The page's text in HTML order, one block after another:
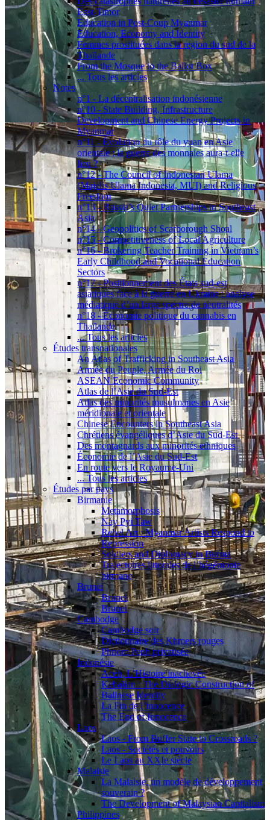
East-Timor
Education in Post-Coup Myanmar
Education, Economy and Identity
Femmes prostituées dans la region du sud de la
Thaïlande
From the Mosque to the Ballot Box
... Tous les articles
Notes
n°1 - La décentralisation indonésienne
n°10 - State Building, Infrastructure
Development and Chinese Energy Projects in
Myanmar
n°11 - Évolution du rôle du yuan en Asie
orientale : la guerre des monnaies aura-t-elle
lieu ?
n°12 - The Council of Indonesian Ulama
(Majelis Ulama Indonesia, MUI) and Religious
Freedom
n°13 - Russia’s Quiet Partnerships in Southeast
Asia
n°14 - Geopolitics of Scarborough Shoal
n°15 - Competitiveness of Local Agriculture
n°16 - Brokering Teacher Training in Vietnam’s
Early Childhood and Vocational Education
Sectors
n°17 - Positionnement des États sud-est
asiatiques face à la guerre en Ukraine : analyse
médiatique d’un large spectre de neutralités
n°18 - Économie politique du cannabis en
Thaïlande
... Tous les articles
Études transnationales
An Atlas of Trafficking in Southeast Asia
Armée du Peuple, Armée du Roi
ASEAN Economic Community
Atlas de l’Asie du Sud-Est
Atlas des minorités musulmanes en Asie
méridionale et orientale
Chinese Encounters in Southeast Asia
Chrétiens évangéliques d’Asie du Sud-Est
Des montagnards aux minorités ethniques
Économie de l’Asie du Sud-Est
En route vers le Royaume-Uni
... Tous les articles
Études par pays
Birmanie
Metamorphosis
Nay Pyi Taw
Rebel Art : Myanmar Artists Respond to
Repression
Soldiers and Diplomacy in Burma
Trajectoires littorales de l’hégémonie
birmane
Brunei
Brunei
Brunei
Cambodge
Cambodge soir
Dictionnaire des Khmers rouges
Phnom Penh privatisée
Indonésie
Aceh, L’Histoire inachevée
Kebalian : The Dialogic Construction of
Balinese Identity
La Fin de l’innocence
The End of Innocence
Laos
Laos - From Buffer State to Crossroads ?
Laos - Sociétés et pouvoirs
Le Laos au XXIe siècle
Malaisie
La Malaisie, un modèle de développement
souverain ?
The Development of Malaysian Capitalism
Philippines